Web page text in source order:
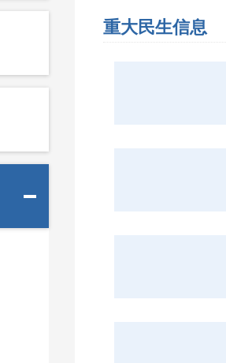
重大民生信息